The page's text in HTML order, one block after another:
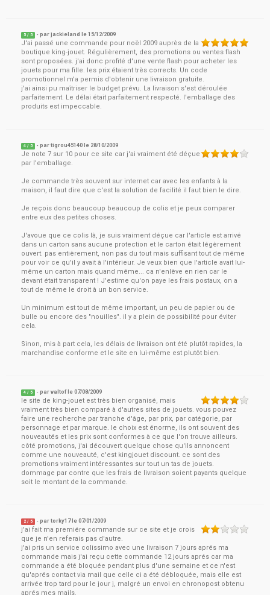
5 / 5 - parjackieland le15/12/2009
J'ai passé une commande pour noël 2009 auprès de la
boutique king-jouet. Régulièrement, des promotions ou ventes flash
sont proposées. j'ai donc profité d'une vente flash pour acheter les
jouets pour ma fille. les prix étaient très corrects. Un code
promotionnel m'a permis d'obtenir une livraison gratuite.
j'ai ainsi pu maîtriser le budget prévu. La livraison s'est déroulée
parfaitement. Le délai était parfaitement respecté. l'emballage des
produits est impeccable.
4 / 5 - partigrou45140 le 28/10/2009
Je note 7 sur 10 pour ce site car j'ai vraiment été déçue
par l'emballage.
Je commande très souvent sur internet car avec les enfants à la
maison, il faut dire que c'est la solution de facilité il faut bien le dire.
Je reçois donc beaucoup beaucoup de colis et je peux comparer
entre eux des petites choses.
J'avoue que ce colis là, je suis vraiment déçue car l'article est arrivé
dans un carton sans aucune protection et le carton était légèrement
ouvert. pas entièrement, non pas du tout mais suffisant tout de même
pour voir ce qu'il y avait à l'intérieur. Je veux bien que l'article avait lui-
même un carton mais quand même... ca n'enlève en rien car le
devant était transparent ! J'estime qu'on paye les frais postaux, on a
tout de même le droit à un bon service.
Un minimum est tout de même important, un peu de papier ou de
bulle ou encore des "nouilles". il y a plein de possibilité pour éviter
cela.
Sinon, mis à part cela, les délais de livraison ont été plutôt rapides, la
marchandise conforme et le site en lui-même est plutôt bien.
4 / 5 - parvaltofle07/08/2009
le site de king-jouet est très bien organisé, mais
vraiment très bien comparé à d'autres sites de jouets. vous pouvez
faire une recherche par tranche d'âge, par prix, par catégorie, par
personnage et par marque. le choix est énorme, ils ont souvent des
nouveautés et les prix sont conformes à ce que l'on trouve ailleurs.
côté promotions, j'ai découvert quelque chose qu'ils annoncent
comme une nouveauté, c'est kingjouet discount. ce sont des
promotions vraiment intéressantes sur tout un tas de jouets.
dommage par contre que les frais de livraison soient payants quelque
soit le montant de la commande.
2 / 5 - partorky17le07/01/2009
j'ai fait ma premiére commande sur ce site et je crois
que je n'en referais pas d'autre.
j'ai pris un service colissimo avec une livraison 7 jours aprés ma
commande mais j'ai reçu cette commande 12 jours aprés car ma
commande a été bloquée pendant plus d'une semaine et ce n'est
qu'aprés contact via mail que celle ci a été débloquée, mais elle est
arrivée trop tard pour le jour j, malgré un envoi en chronopost obtenu
aprés mes mails.